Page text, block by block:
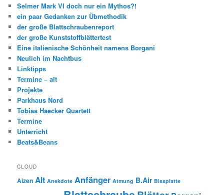
Selmer Mark VI doch nur ein Mythos?!
ein paar Gedanken zur Übmethodik
der große Blattschraubenreport
der große Kunststoffblättertest
Eine italienische Schönheit namens Borgani
Neulich im Nachtbus
Linktipps
Termine – alt
Projekte
Parkhaus Nord
Tobias Haecker Quartett
Termine
Unterricht
Beats&Beans
CLOUD
Aizen Alt Anekdote Anfänger Atmung B.Air Bissplatte